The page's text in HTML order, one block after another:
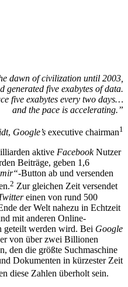
dawn of civilization until 2003,
generated five exabytes of data.
five exabytes every two days…
and the pace is accelerating.”
, Google’s executive chairman1
aktive FacebookNutzer
Beiträge, geben 1,6
mir“-Button ab und versenden
2 Zur gleichen Zeit versendet
einen von rund 500
der Welt nahezu in Echtzeit
mit anderen Online-
geteilt werden wird. Bei Google
von über zwei Billionen
den die größte Suchmaschine
Dokumenten in kürzester Zeit
diese Zahlen überholt sein.